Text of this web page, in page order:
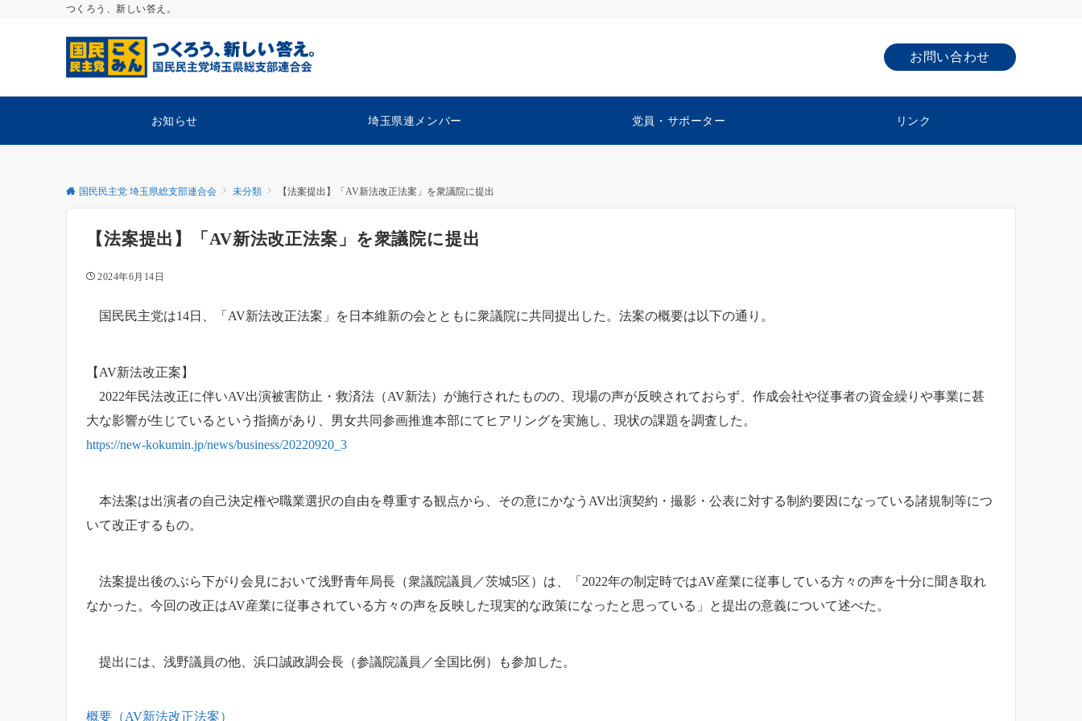
つくろう、新しい答え。
お問い合わせ
お知らせ 埼玉県連メンバー 党員・サポーター リンク
国民民主党 埼玉県総支部連合会 未分類 【法案提出】「AV新法改正法案」を衆議院に提出
【法案提出】「AV新法改正法案」を衆議院に提出
2024年6月14日
国民民主党は14日、「AV新法改正法案」を日本維新の会とともに衆議院に共同提出した。法案の概要は以下の通り。
【AV新法改正案】
2022年民法改正に伴いAV出演被害防止・救済法（AV新法）が施行されたものの、現場の声が反映されておらず、作成会社や従事者の資金繰りや事業に甚
大な影響が生じているという指摘があり、男女共同参画推進本部にてヒアリングを実施し、現状の課題を調査した。
https://new-kokumin.jp/news/business/20220920_3
本法案は出演者の自己決定権や職業選択の自由を尊重する観点から、その意にかなうAV出演契約・撮影・公表に対する制約要因になっている諸規制等につ
いて改正するもの。
法案提出後のぶら下がり会見において浅野青年局長（衆議院議員／茨城5区）は、「2022年の制定時ではAV産業に従事している方々の声を十分に聞き取れ
なかった。今回の改正はAV産業に従事されている方々の声を反映した現実的な政策になったと思っている」と提出の意義について述べた。
提出には、浅野議員の他、浜口誠政調会長（参議院議員／全国比例）も参加した。
概要（AV新法改正法案）